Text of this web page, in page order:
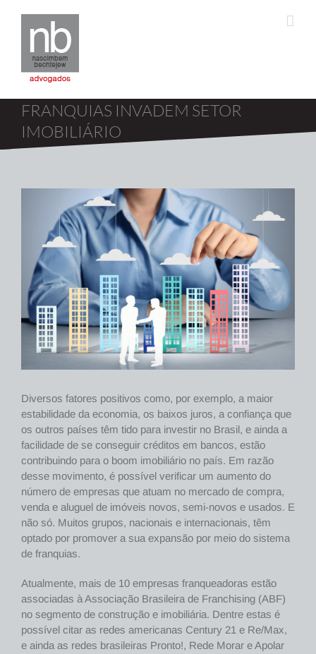
FRANQUIAS INVADEM SETOR
IMOBILIÁRIO
Diversos fatores positivos como, por exemplo, a maior
estabilidade da economia, os baixos juros, a confiança que
os outros países têm tido para investir no Brasil, e ainda a
facilidade de se conseguir créditos em bancos, estão
contribuindo para o boom imobiliário no país. Em razão
desse movimento, é possível verificar um aumento do
número de empresas que atuam no mercado de compra,
venda e aluguel de imóveis novos, semi-novos e usados. E
não só. Muitos grupos, nacionais e internacionais, têm
optado por promover a sua expansão por meio do sistema
de franquias.
Atualmente, mais de 10 empresas franqueadoras estão
associadas à Associação Brasileira de Franchising (ABF)
no segmento de construção e imobiliária. Dentre estas é
possível citar as redes americanas Century 21 e Re/Max,
e ainda as redes brasileiras Pronto!, Rede Morar e Apolar